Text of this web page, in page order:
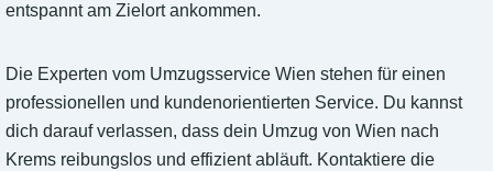
entspannt am Zielort ankommen.
Die Experten vom Umzugsservice Wien stehen für einen
professionellen und kundenorientierten Service. Du kannst
dich darauf verlassen, dass dein Umzug von Wien nach
Krems reibungslos und effizient abläuft. Kontaktiere die